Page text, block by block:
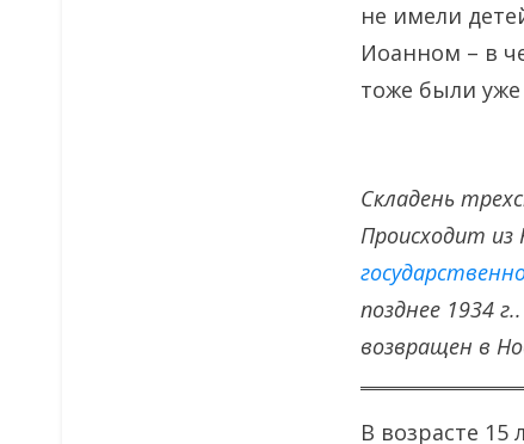
не имели
Иоанном – в
тоже были уже
Складень
Происходит
позднее 1934
возвращен в
В возрасте